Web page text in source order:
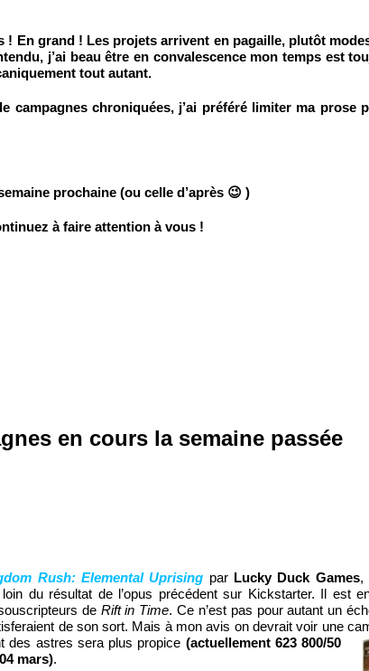
En grand ! Les projets arrivent en pagaille, plutôt
j’ai beau être en convalescence mon temps est
tout autant.
campagnes chroniquées, j’ai préféré limiter ma prose
prochaine (ou celle d’après 😉 )
à faire attention à vous !
en cours la semaine passée
Rush: Elemental Uprising par Lucky Duck Games,
du résultat de l’opus précédent sur Kickstarter. Il est
de Rift in Time. Ce n’est pas pour autant un
de son sort. Mais à mon avis on devrait voir une
des astres sera plus propice (actuellement 623 800/50
mars).